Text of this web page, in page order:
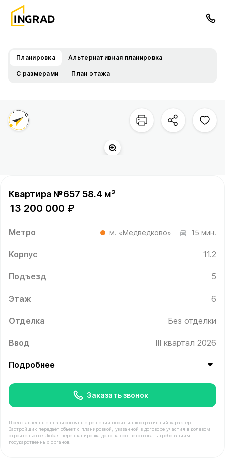
Планировка Альтернативная планировка
С размерами План этажа
Квартира №657 58.4 м²
13 200 000 ₽
Метро м. «Медведково» 15 мин.
Корпус 11.2
Подъезд 5
Этаж 6
Отделка Без отделки
Ввод III квартал 2026
Подробнее
Заказать звонок
Представленные планировочные решения носят иллюстративный характер.
Застройщик передаёт объект с планировкой, указанной в договоре участия в долевом
строительстве. Любая перепланировка должна соответствовать требованиям
государственных органов.